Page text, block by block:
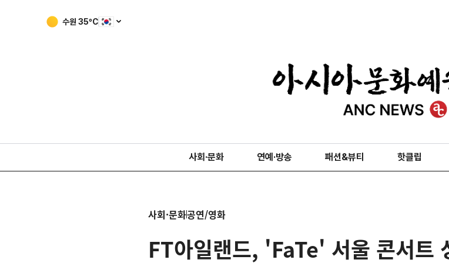
청주 34ºC
사회·문화 연예·방송 패션&뷰티 핫클립
사회·문화공연/영화
FT아일랜드, 'FaTe' 서울 콘서트